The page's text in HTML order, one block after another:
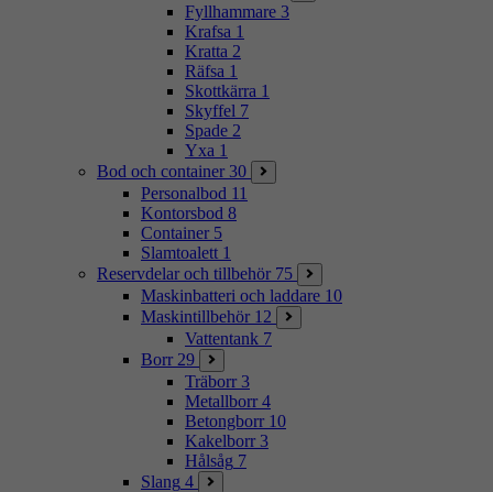
Fyllhammare 3
Krafsa 1
Kratta 2
Räfsa 1
Skottkärra 1
Skyffel 7
Spade 2
Yxa 1
Bod och container 30
Personalbod 11
Kontorsbod 8
Container 5
Slamtoalett 1
Reservdelar och tillbehör 75
Maskinbatteri och laddare 10
Maskintillbehör 12
Vattentank 7
Borr 29
Träborr 3
Metallborr 4
Betongborr 10
Kakelborr 3
Hålsåg 7
Slang 4